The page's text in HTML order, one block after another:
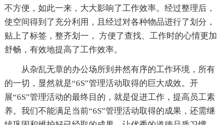
不方便，如此一来，大大影响了工作效率。经过整理后，
使空间得到了充分利用，且经过对各种物品进行了划分，
贴上了标签，整齐划一， 方便了查找、工作时的心情更加
舒畅，有效地提高了工作效率。
从杂乱无章的办公场所到井然有序的工作环境，所有
的一切，显然就是“6S”管理活动取得的巨大成效。开
展“6S”管理活动的最终目的，就是促进工作，提高员工素
养。我们不能满足当前“6S”管理活动取得的成果，还需继